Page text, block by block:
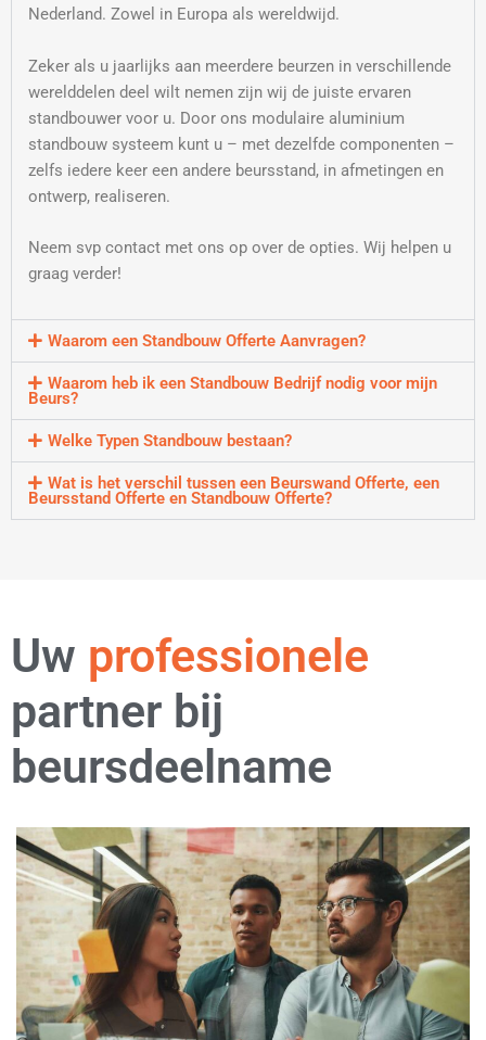
Nederland. Zowel in Europa als wereldwijd.
Zeker als u jaarlijks aan meerdere beurzen in verschillende
werelddelen deel wilt nemen zijn wij de juiste ervaren
standbouwer voor u. Door ons modulaire aluminium
standbouw systeem kunt u – met dezelfde componenten –
zelfs iedere keer een andere beursstand, in afmetingen en
ontwerp, realiseren.
Neem svp contact met ons op over de opties. Wij helpen u
graag verder!
Waarom een Standbouw Offerte Aanvragen?
Waarom heb ik een Standbouw Bedrijf nodig voor mijn
Beurs?
Welke Typen Standbouw bestaan?
Wat is het verschil tussen een Beurswand Offerte, een
Beursstand Offerte en Standbouw Offerte?
Uw professionele
strategische
partner bij
beursdeelname